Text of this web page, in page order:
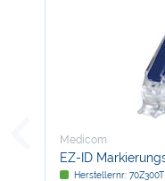
Medicom
EZ-ID
Herstellernr: 70Z300T